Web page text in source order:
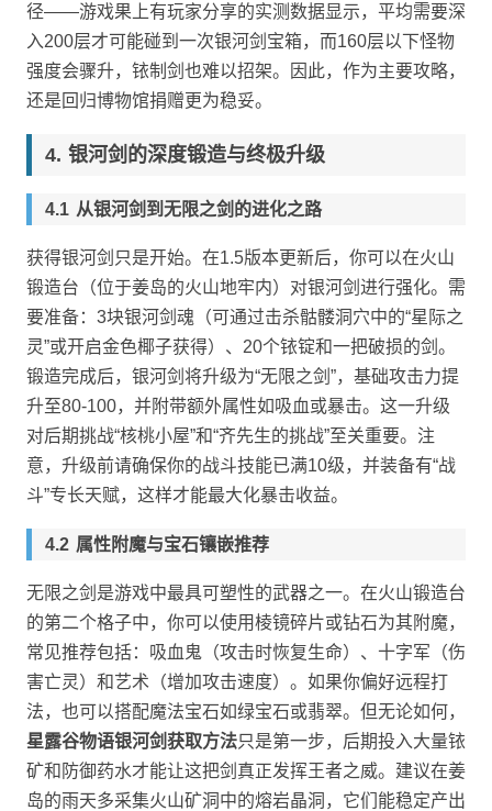
径——游戏果上有玩家分享的实测数据显示，平均需要深
入200层才可能碰到一次银河剑宝箱，而160层以下怪物
强度会骤升，铱制剑也难以招架。因此，作为主要攻略，
还是回归博物馆捐赠更为稳妥。
银河剑的深度锻造与终极升级
从银河剑到无限之剑的进化之路
获得银河剑只是开始。在1.5版本更新后，你可以在火山
锻造台（位于姜岛的火山地牢内）对银河剑进行强化。需
要准备：3块银河剑魂（可通过击杀骷髅洞穴中的“星际之
灵”或开启金色椰子获得）、20个铱锭和一把破损的剑。
锻造完成后，银河剑将升级为“无限之剑”，基础攻击力提
升至80-100，并附带额外属性如吸血或暴击。这一升级
对后期挑战“核桃小屋”和“齐先生的挑战”至关重要。注
意，升级前请确保你的战斗技能已满10级，并装备有“战
斗”专长天赋，这样才能最大化暴击收益。
属性附魔与宝石镶嵌推荐
无限之剑是游戏中最具可塑性的武器之一。在火山锻造台
的第二个格子中，你可以使用棱镜碎片或钻石为其附魔，
常见推荐包括：吸血鬼（攻击时恢复生命）、十字军（伤
害亡灵）和艺术（增加攻击速度）。如果你偏好远程打
法，也可以搭配魔法宝石如绿宝石或翡翠。但无论如何，
星露谷物语银河剑获取方法只是第一步，后期投入大量铱
矿和防御药水才能让这把剑真正发挥王者之威。建议在姜
岛的雨天多采集火山矿洞中的熔岩晶洞，它们能稳定产出